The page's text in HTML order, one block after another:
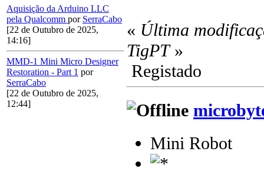
Aquisição da Arduino LLC
pela Qualcomm por SerraCabo
[22 de Outubro de 2025,
14:16]
MMD-1 Mini Micro Designer
Restoration - Part 1 por
SerraCabo
[22 de Outubro de 2025,
12:44]
« Última
TigPT»
Registado
Mini Robot